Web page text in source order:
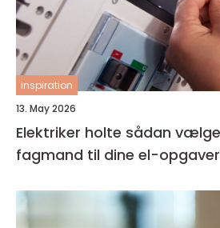
inspiration
13. May 2026
Elektriker holte sådan vælger du den rette
fagmand til dine el-opgaver